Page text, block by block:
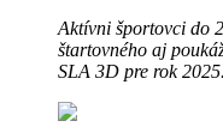
Aktívni športovci do
štartovného aj
SLA 3D pre rok 2025.